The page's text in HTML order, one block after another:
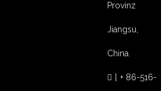
Provinz
Jiangsu,
China.
 丨+ 86-516-